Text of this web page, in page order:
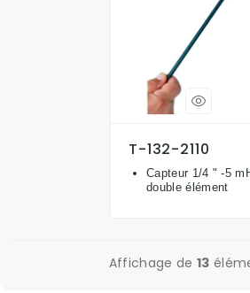
T-132-2110
Capteur 1/4 " -5
double élément
Affichage de 13